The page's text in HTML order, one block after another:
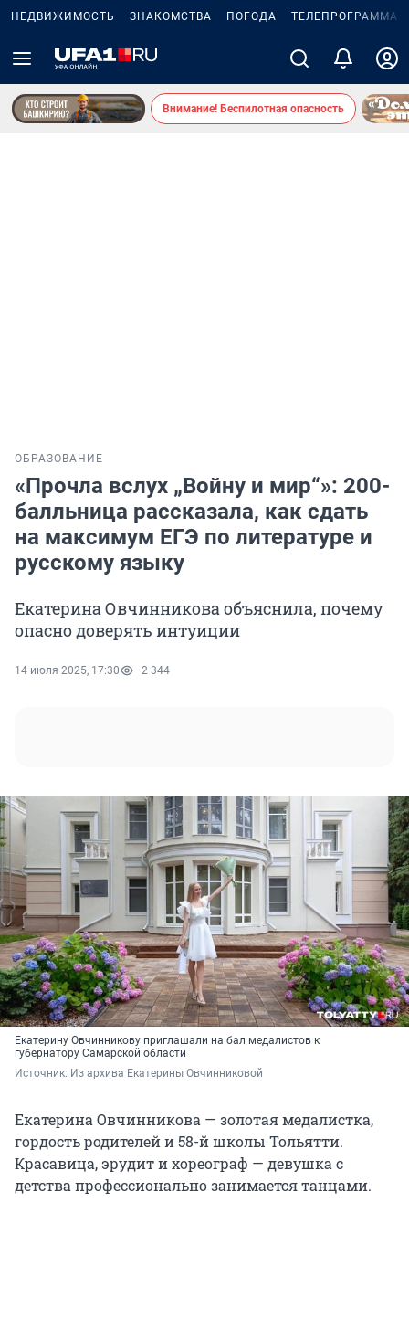
НЕДВИЖИМОСТЬ ЗНАКОМСТВА ПОГОДА ТЕЛЕПРОГРАММА
Внимание! Беспилотная опасность
ОБРАЗОВАНИЕ
«Прочла вслух „Войну и мир“»: 200-
балльница рассказала, как сдать
на максимум ЕГЭ по литературе и
русскому языку
Екатерина Овчинникова объяснила, почему
опасно доверять интуиции
14 июля 2025, 17:30 2 344
Екатерину Овчинникову приглашали на бал медалистов к
губернатору Самарской области
Источник: Из архива Екатерины Овчинниковой
Екатерина Овчинникова — золотая медалистка,
гордость родителей и 58-й школы Тольятти.
Красавица, эрудит и хореограф — девушка с
детства профессионально занимается танцами.